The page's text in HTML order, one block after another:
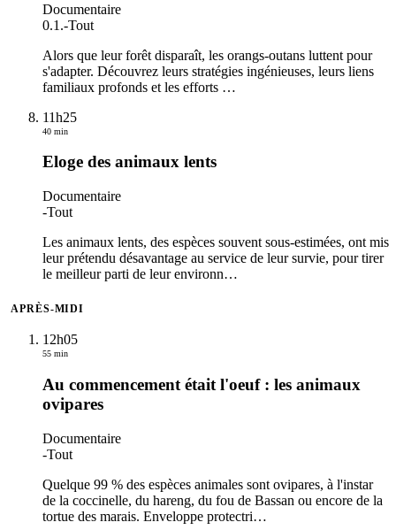
Documentaire
0.1.-Tout
Alors que leur forêt disparaît, les orangs-outans luttent pour
s'adapter. Découvrez leurs stratégies ingénieuses, leurs liens
familiaux profonds et les efforts …
11h25
40 min
Eloge des animaux lents
Documentaire
-Tout
Les animaux lents, des espèces souvent sous-estimées, ont mis
leur prétendu désavantage au service de leur survie, pour tirer
le meilleur parti de leur environn…
APRÈS-MIDI
12h05
55 min
Au commencement était l'oeuf : les animaux
ovipares
Documentaire
-Tout
Quelque 99 % des espèces animales sont ovipares, à l'instar
de la coccinelle, du hareng, du fou de Bassan ou encore de la
tortue des marais. Enveloppe protectri…